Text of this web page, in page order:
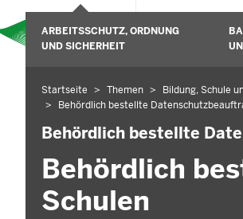
ARBEITSSCHUTZ, ORDNUNG
UND SICHERHEIT
Sie
befinden
sich
Startseite Themen Bildung, Schule
Behördlich bestellte
Behördlich bestellte
Behördlich
Schulen